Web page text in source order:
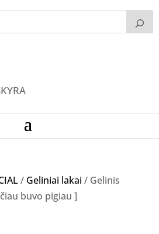
/ Geliniai lakai / Gelinis
buvo pigiau ]